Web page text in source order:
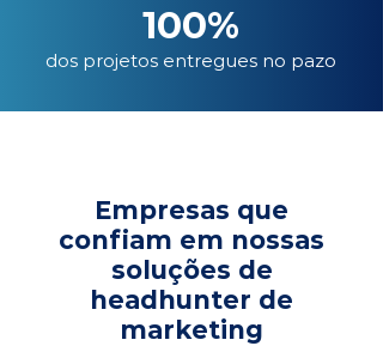
100%
dos projetos entregues no pazo
Empresas que
confiam em nossas
soluções de
headhunter de
marketing